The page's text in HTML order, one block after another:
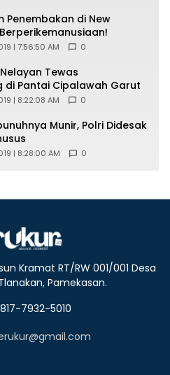
Penembakan di New
| 7:56:50 AM 0
Tewas
di Pantai Cipalawah Garut
| 8:22:08 AM 0
Munir, Polri Didesak
| 8:28:00 AM 0
Kramat RT/RW 001/001 Desa
Pamekasan.
7932-5010